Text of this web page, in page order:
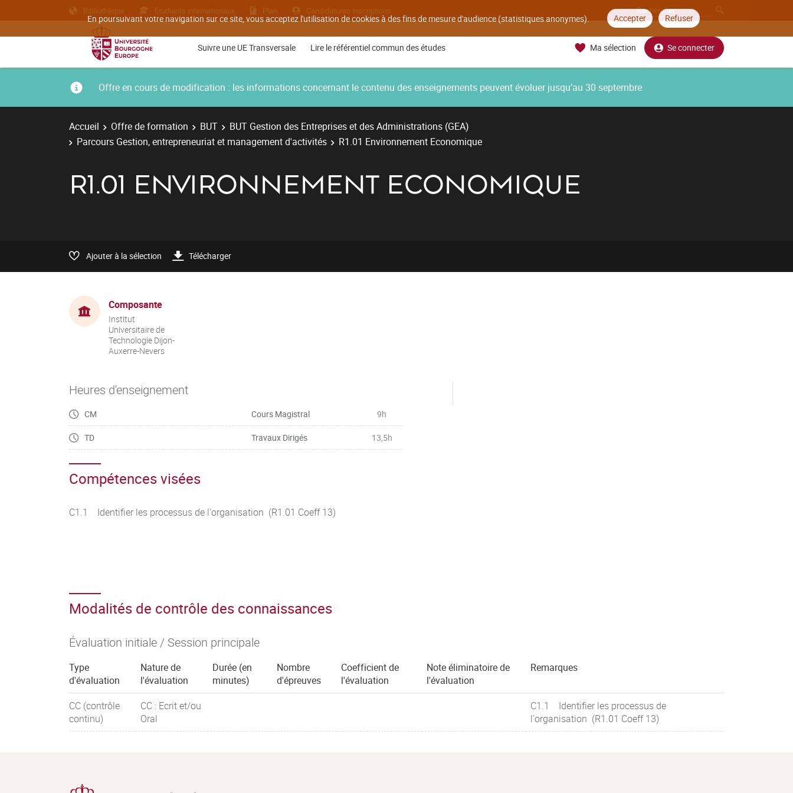
En poursuivant votre navigation sur ce site, vous acceptez l'utilisation de cookies à des fins de mesure d'audience (statistiques anonymes). Accepter Refuser
Bibliothèque Etudiants internationaux Plan Candidatures inscriptions
Suivre une UE Transversale Lire le référentiel commun des études Ma sélection Se connecter
Offre en cours de modification : les informations concernant le contenu des enseignements peuvent évoluer jusqu’au 30 septembre
Accueil Offre de formation BUT
BUT Gestion des Entreprises et des Administrations (GEA)
Parcours Gestion, entrepreneuriat et management d'activités
R1.01 Environnement Economique
R1.01 ENVIRONNEMENT ECONOMIQUE
Ajouter à la sélection Télécharger
Composante
Institut
Universitaire de
Technologie Dijon-
Auxerre-Nevers
Heures d'enseignement
CM Cours Magistral 9h
TD Travaux Dirigés 13,5h
Compétences visées
C1.1 Identifier les processus de l'organisation (R1.01 Coeff 13)
Modalités de contrôle des connaissances
Évaluation initiale / Session principale
Type
d'évaluation
Nature de
l'évaluation
Durée (en
minutes)
Nombre
d'épreuves
Coefficient de
l'évaluation
Note éliminatoire de
l'évaluation
Remarques
CC (contrôle
continu)
CC : Ecrit et/ou
Oral
C1.1 Identifier les processus de
l'organisation (R1.01 Coeff 13)